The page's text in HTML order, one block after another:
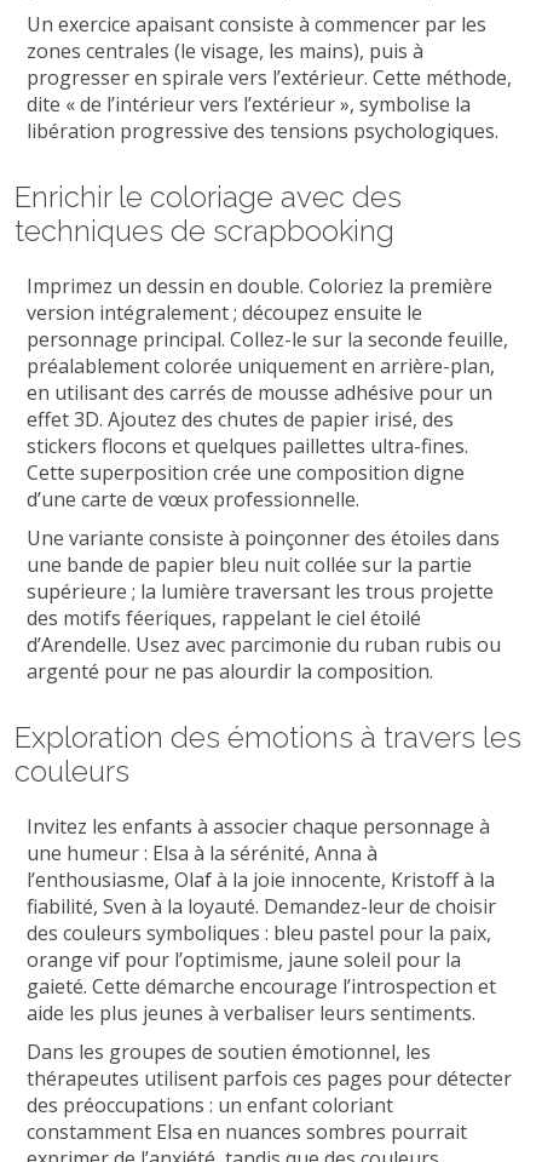
Un exercice apaisant consiste à commencer par les
zones centrales (le visage, les mains), puis à
progresser en spirale vers l’extérieur. Cette méthode,
dite « de l’intérieur vers l’extérieur », symbolise la
libération progressive des tensions psychologiques.
Enrichir le coloriage avec des
techniques de scrapbooking
Imprimez un dessin en double. Coloriez la première
version intégralement ; découpez ensuite le
personnage principal. Collez-le sur la seconde feuille,
préalablement colorée uniquement en arrière-plan,
en utilisant des carrés de mousse adhésive pour un
effet 3D. Ajoutez des chutes de papier irisé, des
stickers flocons et quelques paillettes ultra-fines.
Cette superposition crée une composition digne
d’une carte de vœux professionnelle.
Une variante consiste à poinçonner des étoiles dans
une bande de papier bleu nuit collée sur la partie
supérieure ; la lumière traversant les trous projette
des motifs féeriques, rappelant le ciel étoilé
d’Arendelle. Usez avec parcimonie du ruban rubis ou
argenté pour ne pas alourdir la composition.
Exploration des émotions à travers les
couleurs
Invitez les enfants à associer chaque personnage à
une humeur : Elsa à la sérénité, Anna à
l’enthousiasme, Olaf à la joie innocente, Kristoff à la
fiabilité, Sven à la loyauté. Demandez-leur de choisir
des couleurs symboliques : bleu pastel pour la paix,
orange vif pour l’optimisme, jaune soleil pour la
gaieté. Cette démarche encourage l’introspection et
aide les plus jeunes à verbaliser leurs sentiments.
Dans les groupes de soutien émotionnel, les
thérapeutes utilisent parfois ces pages pour détecter
des préoccupations : un enfant coloriant
constamment Elsa en nuances sombres pourrait